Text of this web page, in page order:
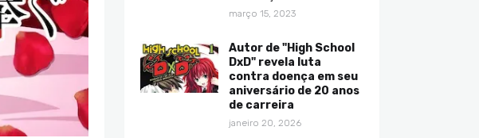
março 15, 2023
Autor de "High School
DxD" revela luta
contra doença em seu
aniversário de 20 anos
de carreira
janeiro 20, 2026